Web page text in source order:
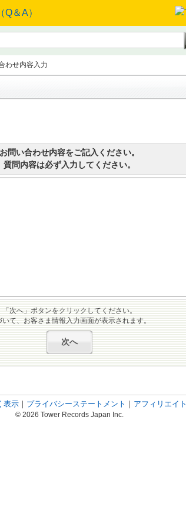
わせ内容入力
お問い合わせ内容をご記入ください。
質問内容は必ず入力してください。
「次へ」ボタンをクリックしてください。
いて、お客さま情報入力画面が表示されます。
表示｜ プライバシーステートメント ｜ アフィリエイト
© 2026 Tower Records Japan Inc.